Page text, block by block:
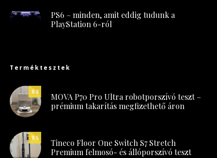
PS6 – minden, amit eddig tudunk a
PlayStation 6-ról
Terméktesztek
8.8
MOVA P70 Pro Ultra robotporszívó teszt –
prémium takarítás megfizethető áron
8.5
Tineco Floor One Switch S7 Stretch
Premium felmosó- és állóporszívó teszt